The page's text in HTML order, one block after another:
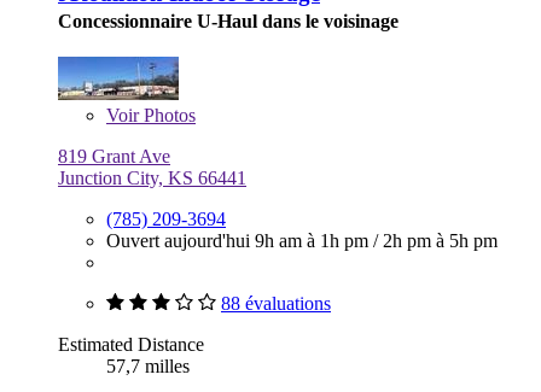
Concessionnaire U-Haul dans le voisinage
VoirPhotos
819 Grant Ave
Junction City, KS 66441
(785) 209-3694
Ouvert aujourd'hui 9h am à 1h pm / 2h pm à 5h pm
88 évaluations
Estimated Distance
57,7 milles